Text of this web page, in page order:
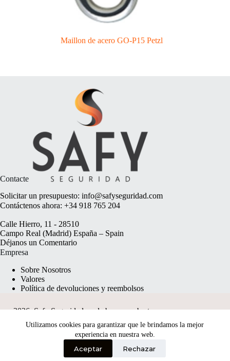
Utilizamos cookies para garantizar que le brindamos la mejor
experiencia en nuestra web.
Aceptar Rechazar
Maillon de acero GO-P15 Petzl
Contacte
Solicitar un presupuesto: info@safyseguridad.com
Contáctenos ahora: +34 918 765 204
Calle Hierro, 11 - 28510
Campo Real (Madrid) España – Spain
Déjanos un Comentario
Empresa
Sobre Nosotros
Valores
Política de devoluciones y reembolsos
2026, Safy Seguridad made byanyweb.pt